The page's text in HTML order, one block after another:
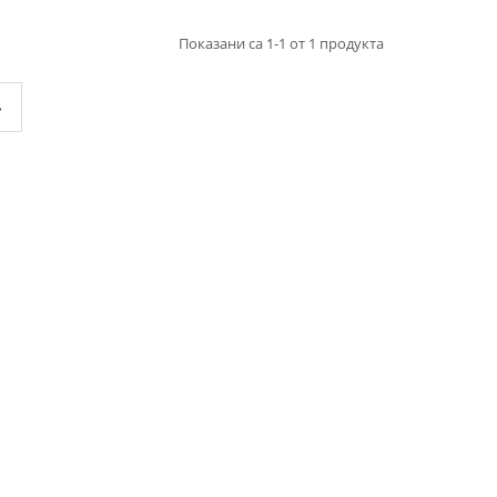
Показани са 1-1 от 1 продукта